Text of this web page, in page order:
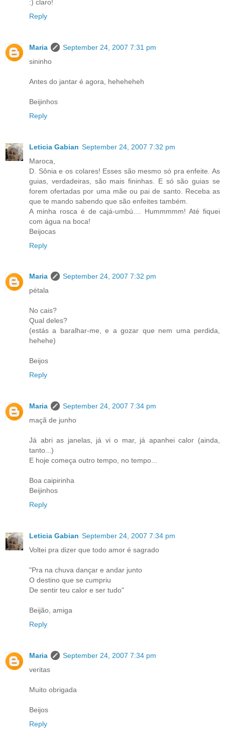
:) claro!
Reply
Maria
September 24, 2007 7:31 pm
sininho
Antes do jantar é agora, heheheheh
Beijinhos
Reply
Leticia Gabian September 24, 2007 7:32 pm
Maroca,
D. Sônia e os colares! Esses são mesmo só pra enfeite. As
guias, verdadeiras, são mais fininhas. E só são guias se
forem ofertadas por uma mãe ou pai de santo. Receba as
que te mando sabendo que são enfeites também.
A minha rosca é de cajá-umbú.... Hummmmm! Até fiquei
com água na boca!
Beijocas
Reply
Maria
September 24, 2007 7:32 pm
pétala
No cais?
Qual deles?
(estás a baralhar-me, e a gozar que nem uma perdida,
hehehe)
Beijos
Reply
Maria
September 24, 2007 7:34 pm
maçã de junho
Já abri as janelas, já vi o mar, já apanhei calor (ainda,
tanto...)
E hoje começa outro tempo, no tempo...
Boa caipirinha
Beijinhos
Reply
Leticia Gabian September 24, 2007 7:34 pm
Voltei pra dizer que todo amor é sagrado
"Pra na chuva dançar e andar junto
O destino que se cumpriu
De sentir teu calor e ser tudo"
Beijão, amiga
Reply
Maria
September 24, 2007 7:34 pm
veritas
Muito obrigada
Beijos
Reply